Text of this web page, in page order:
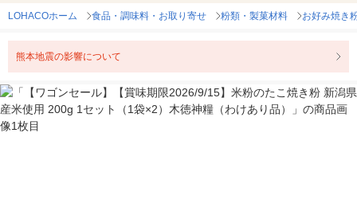
LOHACOホーム 食品・調味料・お取り寄せ 粉類・製菓材料 お好み焼き
熊本地震の影響について